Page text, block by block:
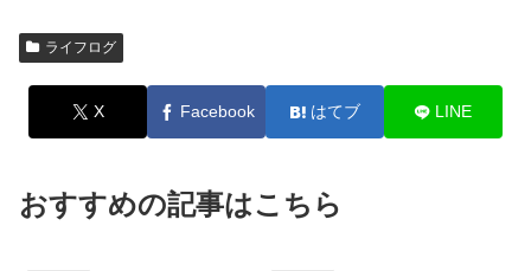
ライフログ
X Facebook はてブ LINE
おすすめの記事はこちら